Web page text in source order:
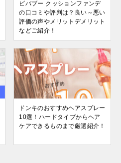
ビバブー クッションファンデ
の口コミや評判は？良い～悪い
評価の声やメリットデメリット
などご紹介！
ドンキのおすすめヘアスプレー
10選！ハードタイプからヘア
ケアできるものまで厳選紹介！